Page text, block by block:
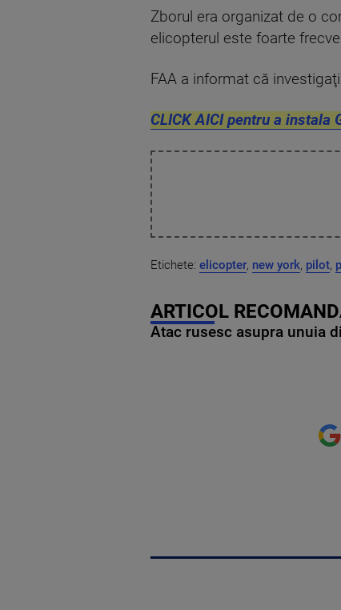
Zborul era organizat de o
elicopterul este foarte
FAA a informat că
CLICK AICI pentru a
Etichete: elicopter, new york, pilot,
ARTICOL
Atac rusesc asupra unuia